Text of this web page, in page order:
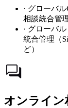
· グローバ
相談統合管
· グローバ
統合管理（
ど）
オンライン